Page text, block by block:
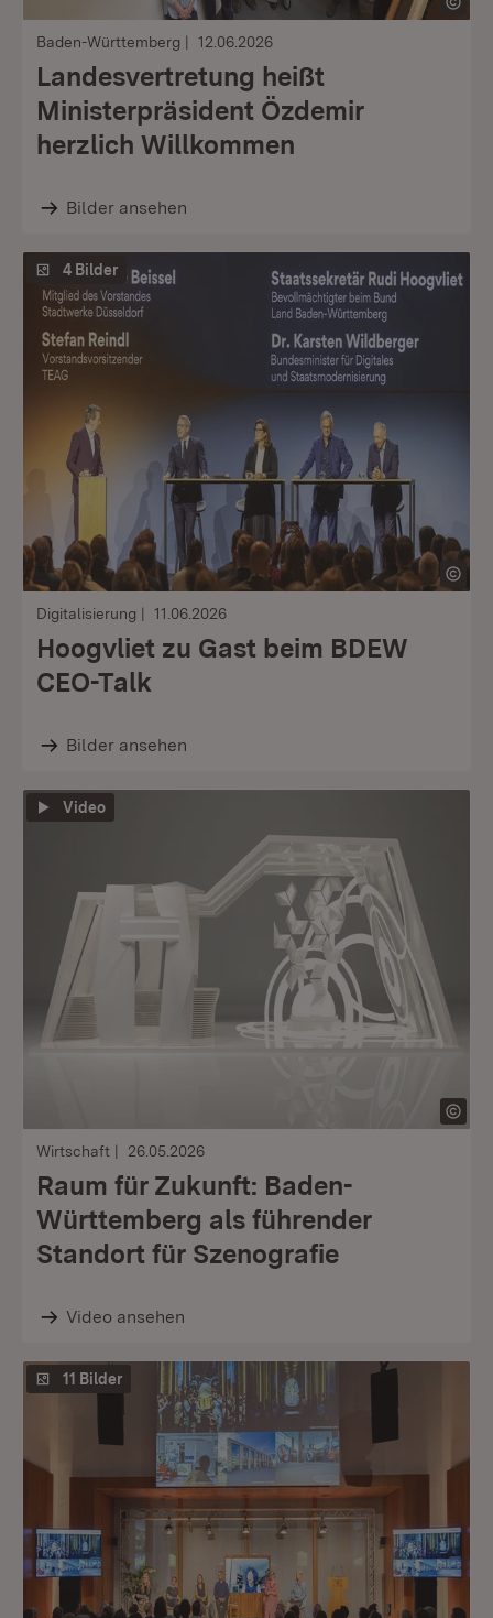
Baden-Württemberg 12.06.2026
Landesvertretung heißt
Ministerpräsident Özdemir
herzlich Willkommen
Bilder ansehen
4 Bilder
Digitalisierung 11.06.2026
Hoogvliet zu Gast beim BDEW
CEO-Talk
Bilder ansehen
Video
Wirtschaft 26.05.2026
Raum für Zukunft: Baden-
Württemberg als führender
Standort für Szenografie
Video ansehen
11 Bilder